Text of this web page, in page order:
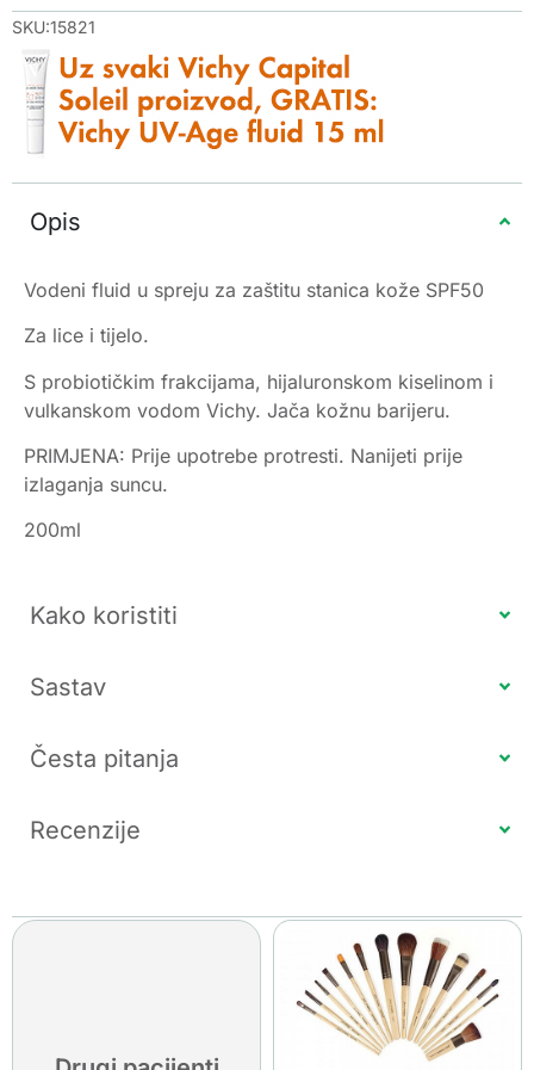
SKU:15821
Opis
Vodeni fluid u spreju za zaštitu stanica kože SPF50
Za lice i tijelo.
S probiotičkim frakcijama, hijaluronskom kiselinom i
vulkanskom vodom Vichy. Jača kožnu barijeru.
PRIMJENA: Prije upotrebe protresti. Nanijeti prije
izlaganja suncu.
200ml
Kako koristiti
Sastav
Česta pitanja
Recenzije